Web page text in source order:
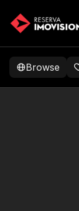
Browse